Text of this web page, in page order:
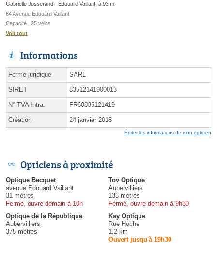
Gabrielle Josserand - Edouard Vaillant, à 93 m
64 Avenue Édouard Vaillant
Capacité : 25 vélos
Voir tout
Informations
Forme juridique SARL
SIRET 83512141900013
N° TVA Intra. FR60835121419
Création 24 janvier 2018
Éditer les informations de mon opticien
Opticiens à proximité
Optique Becquet
avenue Edouard Vaillant
31 mètres
Fermé, ouvre demain à 10h
Tov Optique
Aubervilliers
133 mètres
Fermé, ouvre demain à 9h30
Optique de la République
Aubervilliers
375 mètres
Kay Optique
Rue Hoche
1.2 km
Ouvert jusqu'à 19h30